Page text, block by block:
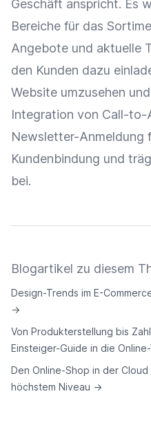
Geschäft anspricht. Es
Bereiche für das
Angebote und aktuelle
den Kunden dazu
Website umzusehen
Integration von Call-to-
Newsletter-Anmeldung
Kundenbindung und
bei.
Blogartikel zu diesem
Design-Trends im E-
→
Von Produkterstellung bis
Einsteiger-Guide in die
Den Online-Shop in der
höchstem Niveau →